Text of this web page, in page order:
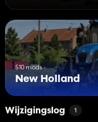
510 mods
New Holland
Wijzigingslog 1